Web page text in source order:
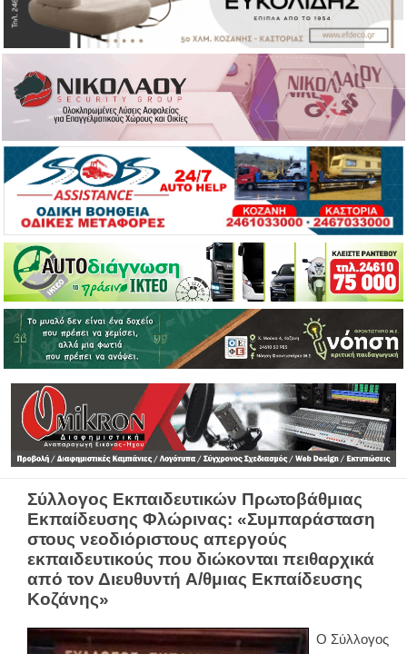
Σύλλογος Εκπαιδευτικών Πρωτοβάθμιας
Εκπαίδευσης Φλώρινας: «Συμπαράσταση
στους νεοδιόριστους απεργούς
εκπαιδευτικούς που διώκονται πειθαρχικά
από τον Διευθυντή A/θμιας Εκπαίδευσης
Κοζάνης»
Ο Σύλλογος